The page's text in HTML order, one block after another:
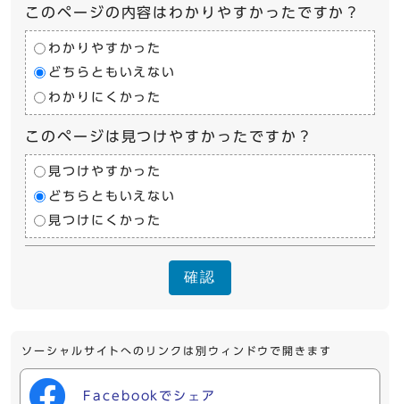
このページの内容はわかりやすかったですか？
わかりやすかった
どちらともいえない
わかりにくかった
このページは見つけやすかったですか？
見つけやすかった
どちらともいえない
見つけにくかった
確認
ソーシャルサイトへのリンクは別ウィンドウで開きます
Facebookでシェア